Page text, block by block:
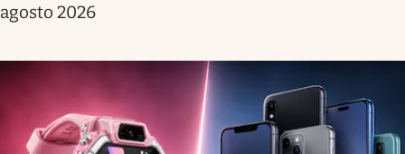
agosto 2026